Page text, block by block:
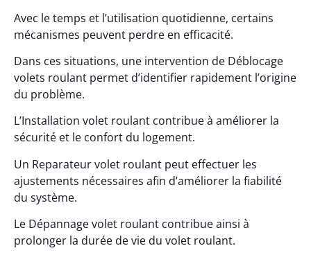
Avec le temps et l’utilisation quotidienne, certains
mécanismes peuvent perdre en efficacité.
Dans ces situations, une intervention de Déblocage
volets roulant permet d’identifier rapidement l’origine
du problème.
L’Installation volet roulant contribue à améliorer la
sécurité et le confort du logement.
Un Reparateur volet roulant peut effectuer les
ajustements nécessaires afin d’améliorer la fiabilité
du système.
Le Dépannage volet roulant contribue ainsi à
prolonger la durée de vie du volet roulant.